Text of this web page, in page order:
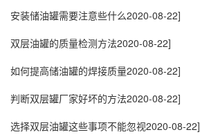
安装储油罐需要注意些什么2020-08-22]
双层油罐的质量检测方法2020-08-22]
如何提高储油罐的焊接质量2020-08-22]
判断双层罐厂家好坏的方法2020-08-22]
选择双层油罐这些事项不能忽视2020-08-22]